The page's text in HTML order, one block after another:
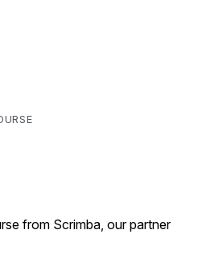
from Scrimba, our partner